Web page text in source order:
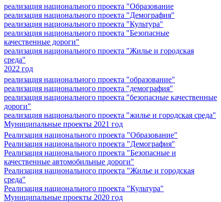
реализация национального проекта "Образование
реализация национального проекта "Демография"
реализация национального проекта "Культура"
реализация национального проекта "Безопасные
качественные дороги"
реализация национального проекта "Жилье и городская
среда"
2022 год
реализация национального проекта "образование"
реализация национального проекта "демография"
реализация национального проекта "безопасные качественные
дороги"
реализация национального проекта "жилье и городская среда"
Муниципальные проекты 2021 год
Реализация национального проекта "Образование"
Реализация национального проекта "Демография"
Реализация национального проекта "Безопасные и
качественные автомобильные дороги"
Реализация национального проекта "Жилье и городская
среда"
Реализация национального проекта "Культура"
Муниципальные проекты 2020 год